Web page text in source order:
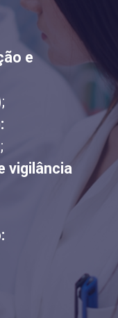
e
vigilância